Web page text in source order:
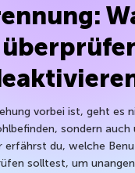
vorbei ist, geht es
sondern auch
erfährst du, welche
solltest, um